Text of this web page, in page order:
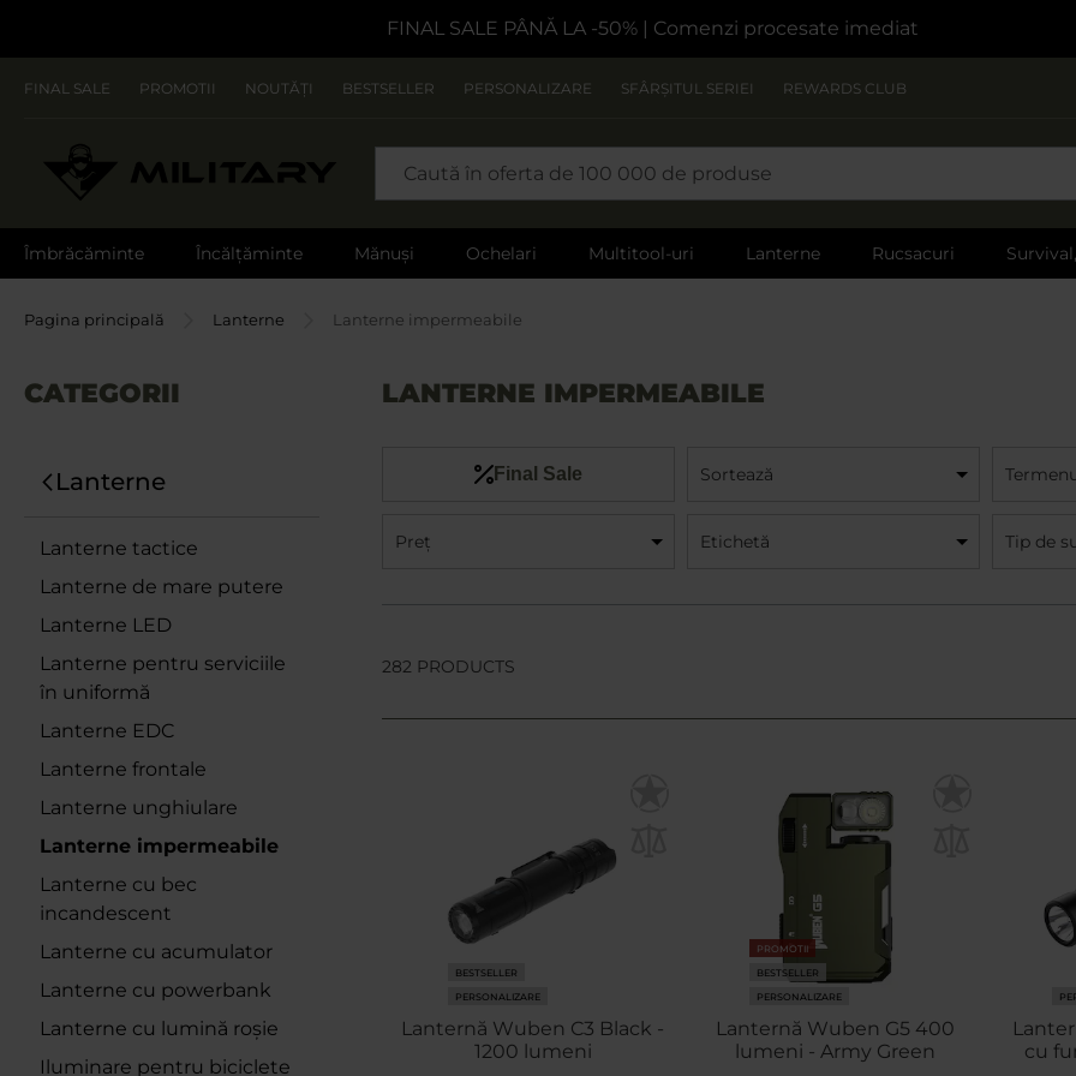
FINAL SALE PÂNĂ LA -50% | Comenzi procesate imediat
FINAL SALE PROMOTII NOUTĂȚI BESTSELLER PERSONALIZARE SFÂRȘITUL SERIEI REWARDS CLUB
Îmbrăcăminte Încălțăminte Mănuși Ochelari Multitool-uri Lanterne Rucsacuri
Pagina principală Lanterne Lanterne impermeabile
LANTERNE IMPERMEABILE
CATEGORII
Lanterne
Lanterne tactice
Lanterne de mare putere
Lanterne LED
Lanterne pentru serviciile
în uniformă
Lanterne EDC
Lanterne frontale
Lanterne unghiulare
Lanterne impermeabile
Lanterne cu bec
incandescent
Lanterne cu acumulator
Lanterne cu powerbank
Lanterne cu lumină roșie
Iluminare pentru biciclete
Final Sale Sortează
Preț Etichetă Tip de
282 PRODUCTS
BESTSELLER
PERSONALIZARE
Lanternă Wuben C3 Black -
1200 lumeni
PROMOTII
BESTSELLER
PERSONALIZARE
Lanternă Wuben G5 400
lumeni - Army Green
cu